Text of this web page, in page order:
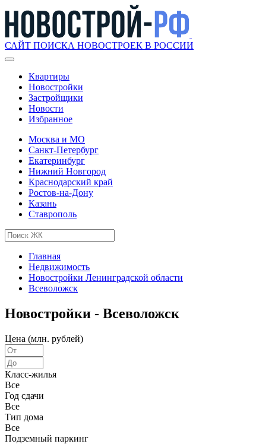
САЙТ ПОИСКА НОВОСТРОЕК В РОССИИ
Квартиры
Новостройки
Застройщики
Новости
Избранное
Москва и МО
Санкт-Петербург
Екатеринбург
Нижний Новгород
Краснодарский край
Ростов-на-Дону
Казань
Ставрополь
Главная
Недвижимость
Новостройки Ленинградской области
Всеволожск
Новостройки - Всеволожск
Цена (млн. рублей)
Класс-жилья
Все
Год сдачи
Все
Тип дома
Все
Подземный паркинг